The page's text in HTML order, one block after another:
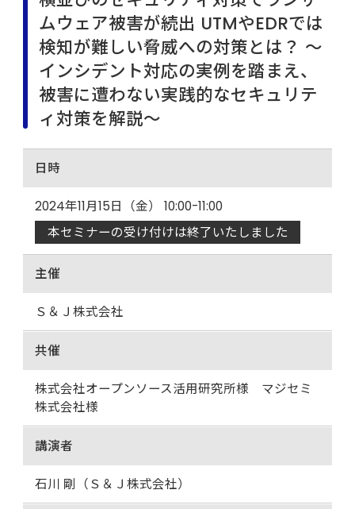
ムウェア被害が続出 UTMやEDRでは
検知が難しい脅威への対策とは？ ～
インシデント対応の実例を踏まえ、
被害に遭わない実践的なセキュリテ
ィ対策を解説～
日時
2024年11月15日（金） 10:00-11:00
本セミナーの受け付けは終了いたしました
主催
Ｓ＆Ｊ株式会社
共催
株式会社オープンソース活用研究所様 マジセミ
株式会社様
講演者
石川 剛（Ｓ＆Ｊ株式会社）